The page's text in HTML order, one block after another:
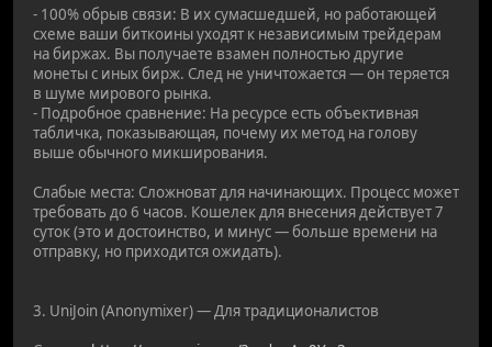
- 100% обрыв связи: В их сумасшедшей, но работающей
схеме ваши биткоины уходят к независимым трейдерам
на биржах. Вы получаете взамен полностью другие
монеты с иных бирж. След не уничтожается — он теряется
в шуме мирового рынка.
- Подробное сравнение: На ресурсе есть объективная
табличка, показывающая, почему их метод на голову
выше обычного микширования.
Слабые места: Сложноват для начинающих. Процесс может
требовать до 6 часов. Кошелек для внесения действует 7
суток (это и достоинство, и минус — больше времени на
отправку, но приходится ожидать).
3. UniJoin (Anonymixer) — Для традиционалистов